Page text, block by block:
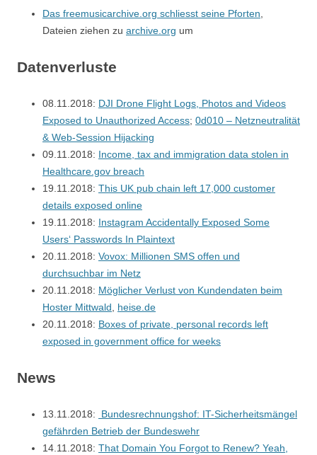
Das freemusicarchive.org schliesst seine Pforten
Dateien ziehen zu archive.org um
Datenverluste
08.11.2018: DJI Drone Flight Logs, Photos and Videos
Exposed to Unauthorized Access; 0d010 – Netzneutralität
& Web-Session Hijacking
09.11.2018: Income, tax and immigration data stolen in
Healthcare.gov breach
19.11.2018: This UK pub chain left 17,000 customer
details exposed online
19.11.2018: Instagram Accidentally Exposed Some
Users‘ Passwords In Plaintext
20.11.2018: Vovox: Millionen SMS offen und
durchsuchbar im Netz
20.11.2018: Möglicher Verlust von Kundendaten beim
Hoster Mittwald
heise.de
20.11.2018: Boxes of private, personal records left
exposed in government office for weeks
News
13.11.2018:
Bundesrechnungshof: IT-Sicherheitsmängel
gefährden Betrieb der Bundeswehr
14.11.2018: That Domain You Forgot to Renew? Yeah,